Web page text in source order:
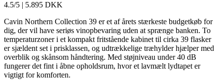
4.5/5 | 5.895 DKK
Cavin Northern Collection 39 er et af årets stærkeste budgetkøb for
dig, der vil have seriøs vinopbevaring uden at sprænge banken. To
temperaturzoner i et kompakt fritstående kabinet til cirka 39 flasker
er sjældent set i prisklassen, og udtrækkelige træhylder hjælper med
overblik og skånsom håndtering. Med støjniveau under 40 dB
fungerer det fint i åbne opholdsrum, hvor et lavmælt lydtapet er
vigtigt for komforten.